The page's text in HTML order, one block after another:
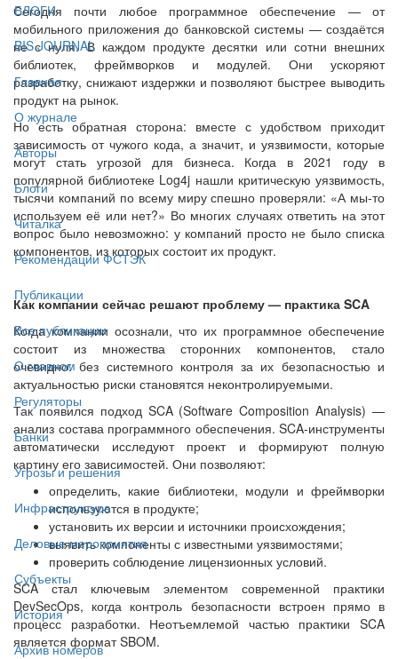
БЛОГИ
BIS JOURNAL
Главная
О журнале
Авторы
Блоги
Читалка
Рекомендации ФСТЭК
Публикации
Все публикации
О главном
Регуляторы
Банки
Угрозы и решения
Инфраструктура
Деловые мероприятия
Субъекты
История
Архив номеров
Сегодня почти любое программное обеспечение — от
мобильного приложения до банковской системы — создаётся
не с нуля. В каждом продукте десятки или сотни внешних
библиотек, фреймворков и модулей. Они ускоряют
разработку, снижают издержки и позволяют быстрее выводить
продукт на рынок.
Но есть обратная сторона: вместе с удобством приходит
зависимость от чужого кода, а значит, и уязвимости, которые
могут стать угрозой для бизнеса. Когда в 2021 году в
популярной библиотеке Log4j нашли критическую уязвимость,
тысячи компаний по всему миру спешно проверяли: «А мы-то
используем её или нет?» Во многих случаях ответить на этот
вопрос было невозможно: у компаний просто не было списка
компонентов, из которых состоит их продукт.
Как компании сейчас решают проблему — практика SCA
Когда компании осознали, что их программное обеспечение
состоит из множества сторонних компонентов, стало
очевидно: без системного контроля за их безопасностью и
актуальностью риски становятся неконтролируемыми.
Так появился подход SCA (Software Composition Analysis) —
анализ состава программного обеспечения. SCA-инструменты
автоматически исследуют проект и формируют полную
картину его зависимостей. Они позволяют:
определить, какие библиотеки, модули и фреймворки
используются в продукте;
установить их версии и источники происхождения;
выявить компоненты с известными уязвимостями;
проверить соблюдение лицензионных условий.
SCA стал ключевым элементом современной практики
DevSecOps, когда контроль безопасности встроен прямо в
процесс разработки. Неотъемлемой частью практики SCA
является формат SBOM.